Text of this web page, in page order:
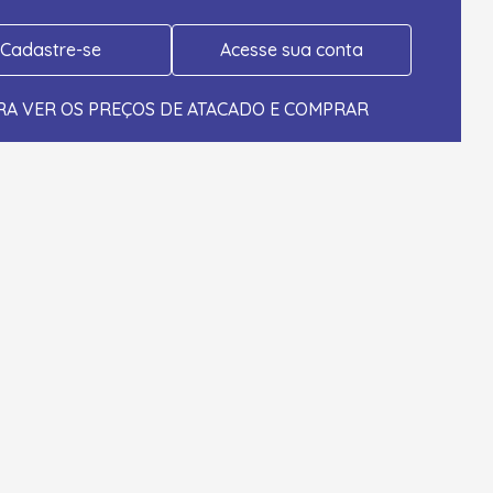
Cadastre-se Acesse sua conta
VER OS PREÇOS DE ATACADO E COMPRAR